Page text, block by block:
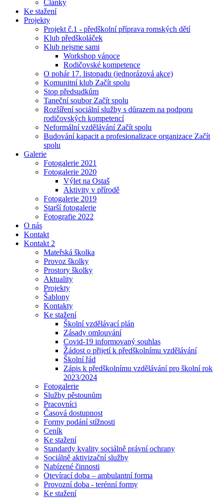
Články
Ke stažení
Projekty
Projekt č.1 - předškolní příprava romských dětí
Klub předškoláček
Klub nejsme sami
Workshop vánoce
Rodičovské kompetence
O pohár 17. listopadu (jednorázová akce)
Komunitní klub Začít spolu
Stop předsudkům
Taneční soubor Začít spolu
Rozšíření sociální služby s důrazem na podporu
rodičovských kompetencí
Neformální vzdělávání Začít spolu
Budování kapacit a profesionalizace organizace Začít
spolu
Galerie
Fotogalerie 2021
Fotogalerie 2020
Výlet na Ostaš
Aktivity v přírodě
Fotogalerie 2019
Starší fotogalerie
Fotografie 2022
O nás
Kontakt
Kontakt 2
Mateřská školka
Provoz školky
Prostory školky
Aktuality
Projekty
Šablony
Kontakty
Ke stažení
Školní vzdělávací plán
Zásady omlouvání
Covid-19 informovaný souhlas
Žádost o přijetí k předškolnímu vzdělávání
Školní řád
Zápis k předškolnímu vzdělávání pro školní rok
2023/2024
Fotogalerie
Služby pěstounům
Pracovníci
Časová dostupnost
Formy podání stížnosti
Ceník
Ke stažení
Standardy kvality sociálně právní ochrany
Sociálně aktivizační služby
Nabízené činnosti
Otevírací doba – ambulantní forma
Provozní doba - terénní formy
Ke stažení